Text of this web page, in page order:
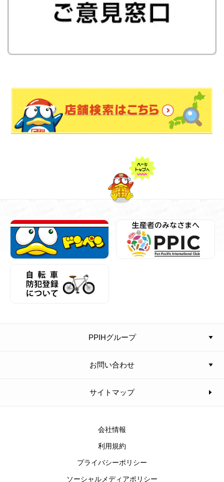
PPIHグループ
お問い合わせ
サイトマップ
会社情報
利用規約
プライバシーポリシー
ソーシャルメディアポリシー